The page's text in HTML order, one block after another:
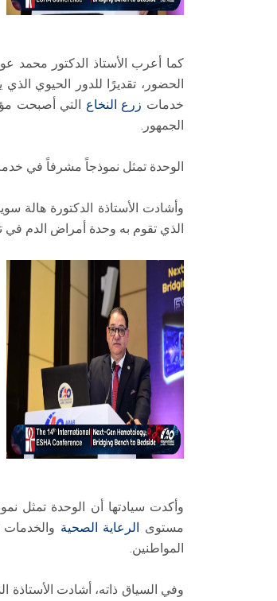
كما أعرب الأستاذ الدكتور محمد
الحضور، تقديرًا للدور الحيوي
خدمات زرع النخاع التي أصبحت
الجمهور.
الوحدة تمثل نموذجاً مشرفاً في خدمة
وأشادت الأستاذة الدكتورة هالة
الذي تقوم به وحدة أمراض الدم
وأكدت سيادتها أن الوحدة تمثل
مستوى الرعاية الصحية
المواطنين.
وفي السياق ذاته، أشادت الأستاذة